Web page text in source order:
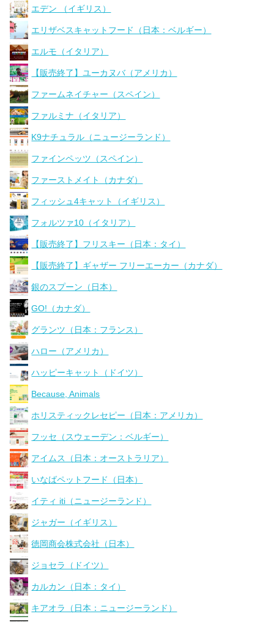
エデン （イギリス）
エリザベスキャットフード（日本：ベルギー）
エルモ（イタリア）
【販売終了】ユーカヌバ（アメリカ）
ファームネイチャー（スペイン）
ファルミナ（イタリア）
K9ナチュラル（ニュージーランド）
ファインペッツ（スペイン）
ファーストメイト（カナダ）
フィッシュ4キャット（イギリス）
フォルツァ10（イタリア）
【販売終了】フリスキー（日本：タイ）
【販売終了】ギャザー フリーエーカー（カナダ）
銀のスプーン（日本）
GO!（カナダ）
グランツ（日本：フランス）
ハロー（アメリカ）
ハッピーキャット（ドイツ）
Because, Animals
ホリスティックレセピー（日本：アメリカ）
フッセ（スウェーデン：ベルギー）
アイムス（日本：オーストラリア）
いなばペットフード（日本）
イティ iti（ニュージーランド）
ジャガー（イギリス）
徳岡商会株式会社（日本）
ジョセラ（ドイツ）
カルカン（日本：タイ）
キアオラ（日本：ニュージーランド）